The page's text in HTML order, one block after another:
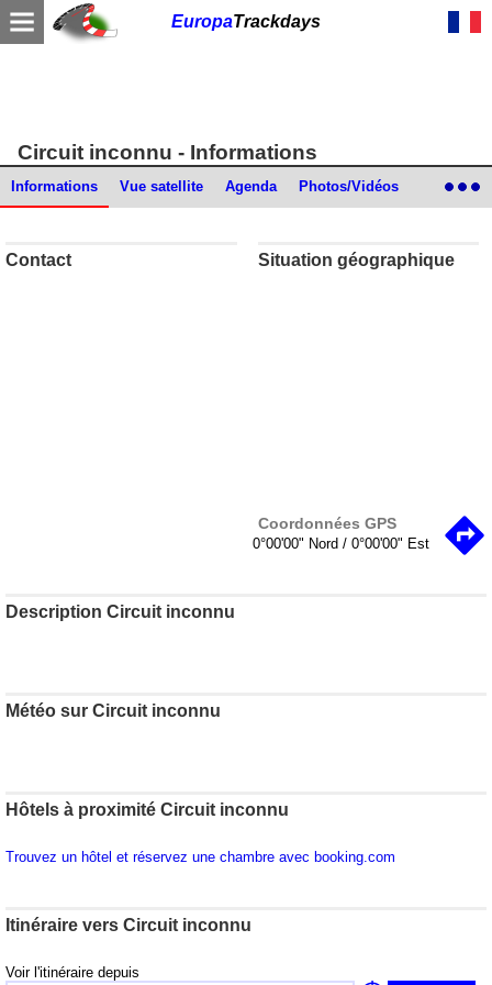
EuropaTrackdays
Circuit inconnu - Informations
Informations Vue satellite Agenda Photos/Vidéos
Contact Situation géographique
Coordonnées GPS
0°00'00" Nord / 0°00'00" Est
Description Circuit inconnu
Météo sur Circuit inconnu
Hôtels à proximité Circuit inconnu
Trouvez un hôtel et réservez une chambre avec booking.com
Itinéraire vers Circuit inconnu
Voir l'itinéraire depuis